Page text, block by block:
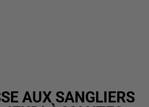
AUX SANGLIERS